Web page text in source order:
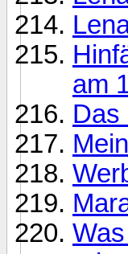
am
Das